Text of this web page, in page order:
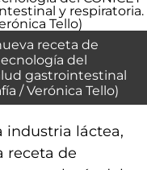
receta de
del
gastrointestinal
/ Verónica Tello)
industria láctea,
receta de